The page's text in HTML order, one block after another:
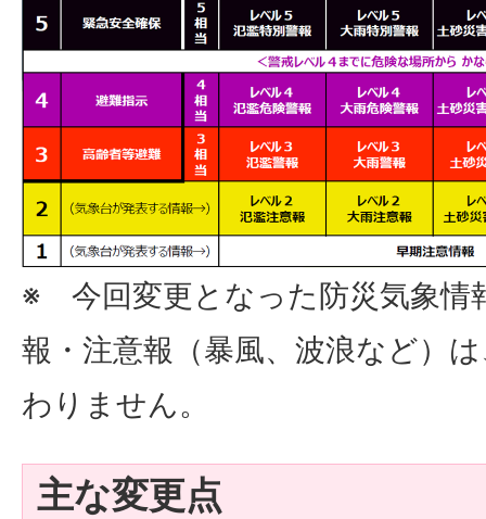
※ 今回変更となった防災気象情
報・注意報（暴風、波浪など）
わりません。
主な変更点